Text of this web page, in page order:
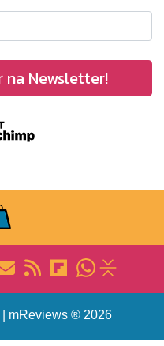
| mReviews ® 2026